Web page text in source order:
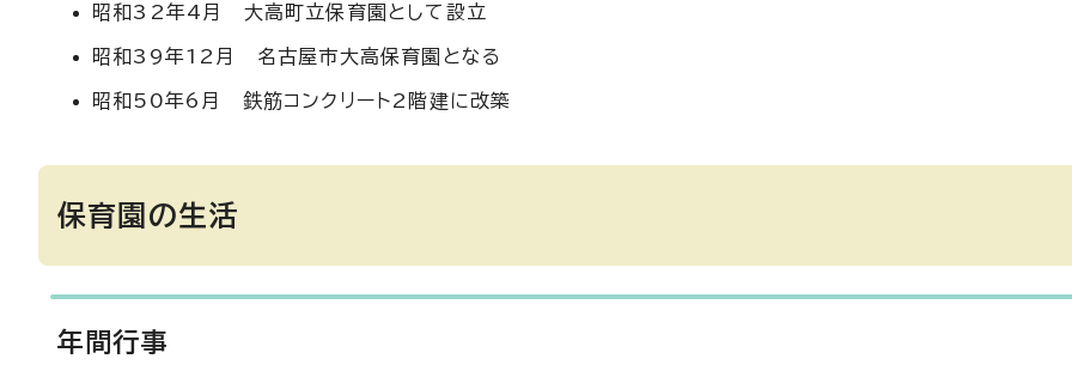
昭和32年4月 大高町立保育園として設立
昭和39年12月 名古屋市大高保育園となる
昭和50年6月 鉄筋コンクリート2階建に改築
保育園の生活
年間行事